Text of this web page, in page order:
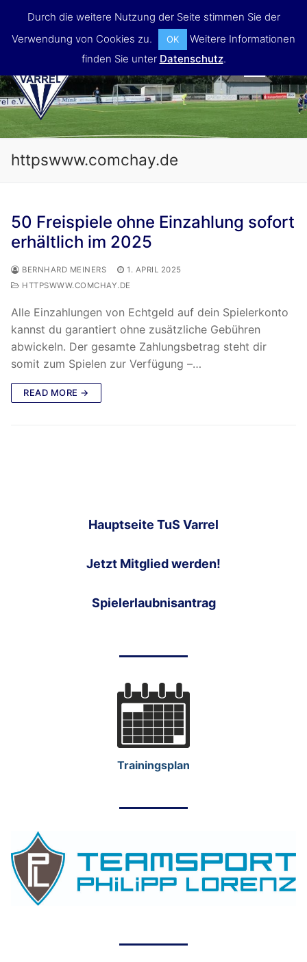
content
httpswww.comchay.de
50 Freispiele ohne Einzahlung sofort
erhältlich im 2025
BERNHARD MEINERS
1. APRIL 2025
HTTPSWWW.COMCHAY.DE
Alle Einzahlungen von Echtgeld auf dein Spielerkonto
kannst du garantiert ohne zusätzliche Gebühren
abwickeln. Der gesamte Zahlungsbetrag steht dir
somit zum Spielen zur Verfügung –…
READ MORE →
Hauptseite TuS Varrel
Jetzt Mitglied werden!
Spielerlaubnisantrag
Trainingsplan
Durch die weitere Nutzung der Seite stimmen Sie der
Verwendung von Cookies zu.
OK
Weitere Informationen
finden Sie unter Datenschutz.